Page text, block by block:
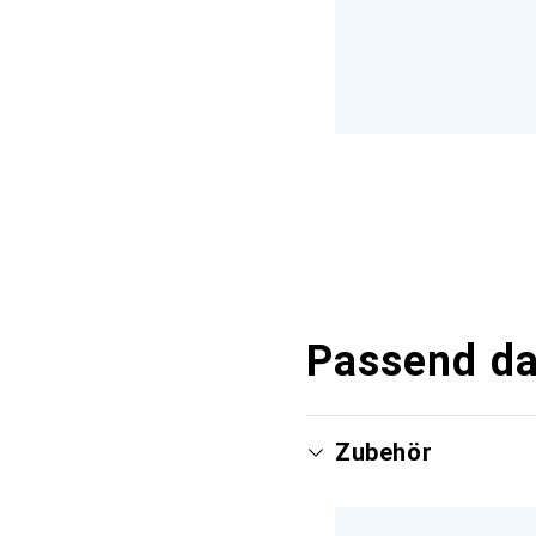
Passend
Zubehör